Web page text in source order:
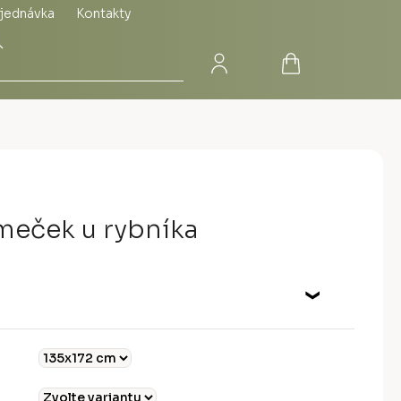
Kontakty
Hledat
Přihlášení Nákupní
u rybníka